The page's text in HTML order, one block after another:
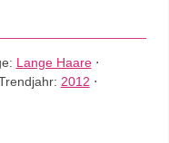
Lange Haare⋅
2012 ⋅